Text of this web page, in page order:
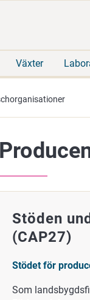
Växter
Stöden
(CAP27)
Stödet för
Som